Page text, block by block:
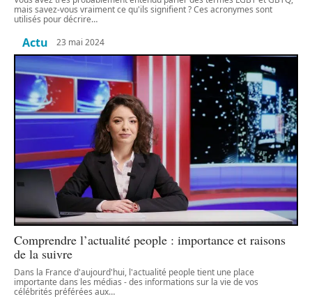
mais savez-vous vraiment ce qu'ils signifient ? Ces acronymes sont
utilisés pour décrire…
Actu 23 mai 2024
Comprendre l’actualité people : importance et raisons
de la suivre
Dans la France d'aujourd'hui, l'actualité people tient une place
importante dans les médias - des informations sur la vie de vos
célébrités préférées aux…